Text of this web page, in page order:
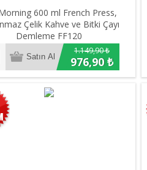
600 ml French Press,
Çelik Kahve ve Bitki Çayı
Demleme FF120
1.149,90 ₺
976,90 ₺